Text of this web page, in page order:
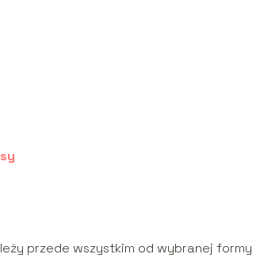
przede wszystkim od wybranej formy